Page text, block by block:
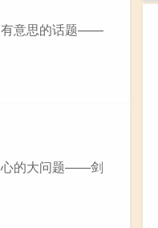
有意思的话题——
心的大问题——剑